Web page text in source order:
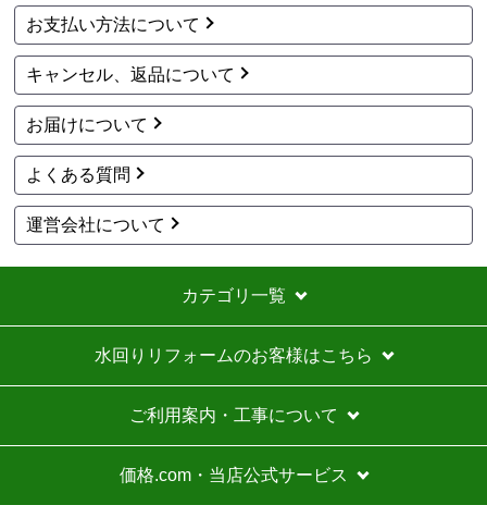
お支払い方法について
キャンセル、返品について
お届けについて
よくある質問
運営会社について
カテゴリ一覧
水回りリフォームのお客様はこちら
ご利用案内・工事について
価格.com・当店公式サービス